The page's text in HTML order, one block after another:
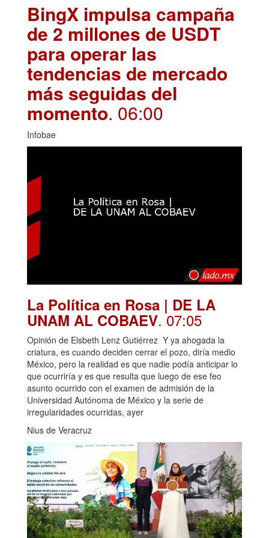
BingX impulsa campaña
de 2 millones de USDT
para operar las
tendencias de mercado
más seguidas del
momento. 06:00
Infobae
La Política en Rosa | DE LA
UNAM AL COBAEV. 07:05
Opinión de Elsbeth Lenz Gutiérrez Y ya ahogada la
criatura, es cuando deciden cerrar el pozo, diría medio
México, pero la realidad es que nadie podía anticipar lo
que ocurriría y es que resulta que luego de ese feo
asunto ocurrido con el examen de admisión de la
Universidad Autónoma de México y la serie de
irregularidades ocurridas, ayer
Nius de Veracruz